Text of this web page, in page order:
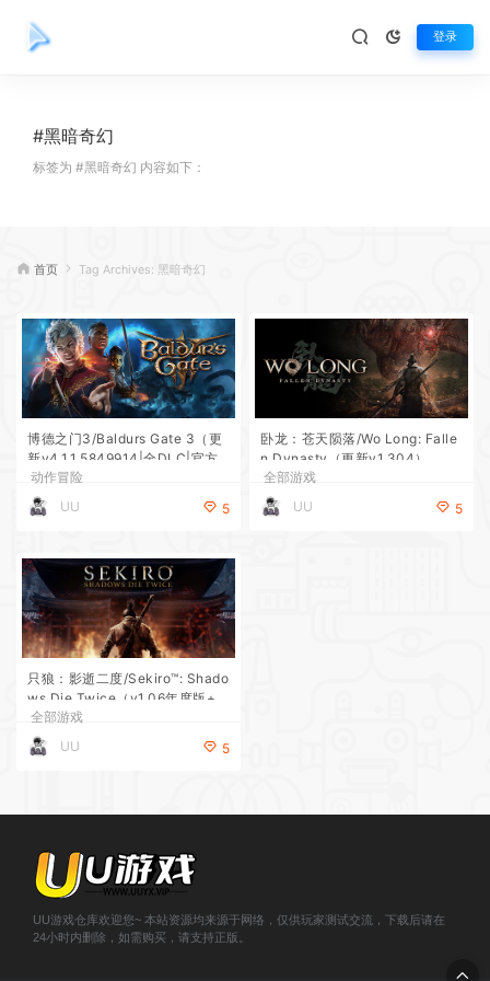
登录
#黑暗奇幻
标签为 #黑暗奇幻 内容如下：
首页 Tag Archives: 黑暗奇幻
博德之门3/Baldurs Gate 3（更
新v4.1.1.5849914|全DLC|官方
中文）
动作冒险
UU
5
卧龙：苍天陨落/Wo Long: Falle
n Dynasty（更新v1.304）
全部游戏
UU
5
只狼：影逝二度/Sekiro™: Shado
ws Die Twice（v1.06年度版+网
络联机）
全部游戏
UU
5
UU游戏仓库欢迎您~ 本站资源均来源于网络，仅供玩家测试交流，下载后请在
24小时内删除，如需购买，请支持正版。